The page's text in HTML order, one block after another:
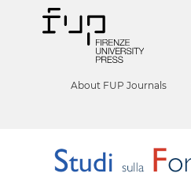
About FUP Journals